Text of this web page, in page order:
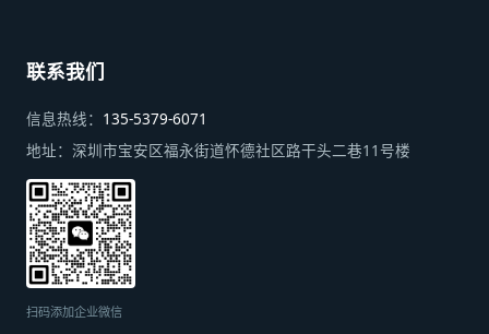
联系我们
信息热线： 135-5379-6071
地址： 深圳市宝安区福永街道怀德社区路干头二巷11号楼
扫码添加企业微信